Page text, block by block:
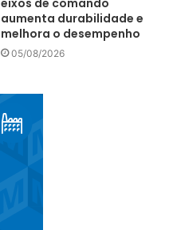
eixos de comando
aumenta durabilidade e
melhora o desempenho
05/08/2026